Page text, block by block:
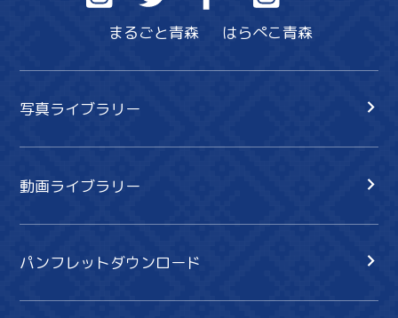
まるごと青森 はらぺこ青森
写真ライブラリー
動画ライブラリー
パンフレットダウンロード